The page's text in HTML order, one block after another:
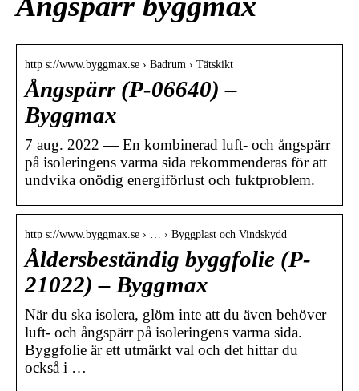
http s://www.byggmax.se › Badrum › Tätskikt
Ångspärr (P-06640) –
Byggmax
7 aug. 2022 — En kombinerad luft- och ångspärr
på isoleringens varma sida rekommenderas för att
undvika onödig energiförlust och fuktproblem.
http s://www.byggmax.se › … › Byggplast och Vindskydd
Åldersbeständig byggfolie (P-
21022) – Byggmax
När du ska isolera, glöm inte att du även behöver
luft- och ångspärr på isoleringens varma sida.
Byggfolie är ett utmärkt val och det hittar du
också i …